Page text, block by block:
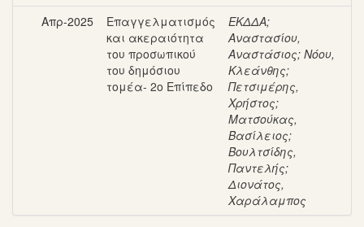
Απρ-2025
Επαγγελματισμός
και ακεραιότητα
του προσωπικού
του δημόσιου
τομέα- 2ο Επίπεδο
ΕΚΔΔΑ;
Αναστασίου,
Αναστάσιος; Νόου,
Κλεάνθης;
Πετσιμέρης,
Χρήστος;
Ματσούκας,
Βασίλειος;
Βουλτσίδης,
Παντελής;
Διονάτος,
Χαράλαμπος